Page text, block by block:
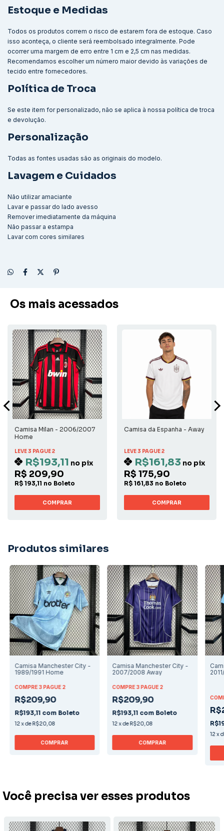
Estoque e Medidas
Todos os produtos correm o risco de estarem fora de estoque. Caso
isso aconteça, o cliente será reembolsado integralmente. Pode
ocorrer uma margem de erro entre 1 cm e 2,5 cm nas medidas.
Recomendamos escolher um número maior devido às variações de
tecido entre fornecedores.
Política de Troca
Se este item for personalizado, não se aplica à nossa política de troca
e devolução.
Personalização
Todas as fontes usadas são as originais do modelo.
Lavagem e Cuidados
Não utilizar amaciante
Lavar e passar do lado avesso
Remover imediatamente da máquina
Não passar a estampa
Lavar com cores similares
Os mais acessados
Camisa Milan - 2006/2007
Home
LEVE 3 PAGUE 2
R$193,11 no pix
R$ 209,90
R$ 193,11 no Boleto
COMPRAR
Camisa da Espanha - Away
LEVE 3 PAGUE 2
R$161,83 no pix
R$ 175,90
R$ 161,83 no Boleto
COMPRAR
Produtos similares
Camisa Manchester City -
1989/1991 Home
COMPRE 3 PAGUE 2
R$209,90
R$193,11 com Boleto
12xdeR$20,08
COMPRAR
Camisa Manchester City -
2007/2008 Away
COMPRE 3 PAGUE 2
R$209,90
R$193,11 com Boleto
12xdeR$20,08
COMPRAR
12 x
Você precisa ver esses produtos